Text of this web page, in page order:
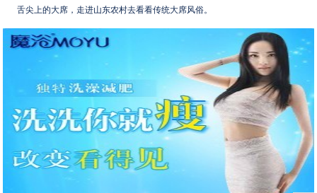
舌尖上的大席，走进山东农村去看看传统大席风俗。